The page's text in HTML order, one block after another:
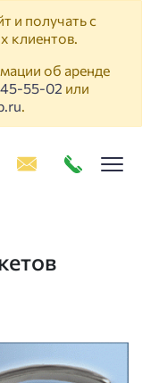
и получать с
клиентов.
об аренде
55-02 или
.